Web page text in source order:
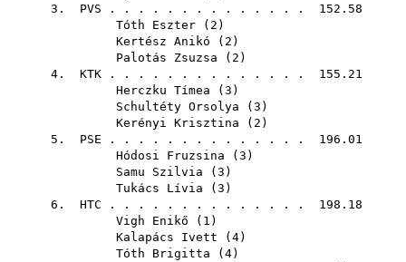
3. PVS . . . . . . . . . . . . . . 152.58
Tóth Eszter ( 2 )
Kertész Anikó ( 2 )
Palotás Zsuzsa ( 2 )
4. KTK . . . . . . . . . . . . . . 155.21
Herczku Tímea ( 3 )
Schultéty Orsolya ( 3 )
Kerényi Krisztina ( 2 )
5. PSE . . . . . . . . . . . . . . 196.01
Hódosi Fruzsina ( 3 )
Samu Szilvia ( 3 )
Tukács Lívia ( 3 )
6. HTC . . . . . . . . . . . . . . 198.18
Vigh Enikő ( 1 )
Kalapács Ivett ( 4)
Tóth Brigitta ( 4)